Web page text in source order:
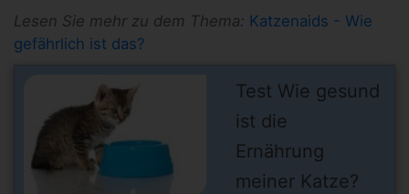
Lesen Sie mehr zu dem Thema: Katzenaids - Wie
gefährlich ist das?
Test Wie gesund
ist die
Ernährung
meiner Katze?